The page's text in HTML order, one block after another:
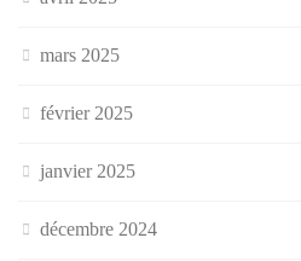
mars 2025
février 2025
janvier 2025
décembre 2024